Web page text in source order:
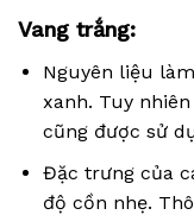
Vang trắng:
Nguyên liệu
xanh. Tuy
cũng được sử
Đặc trưng của
độ cồn nhẹ.